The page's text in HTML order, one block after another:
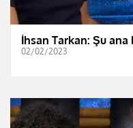
İhsan Tarkan: Şu
02/02/2023